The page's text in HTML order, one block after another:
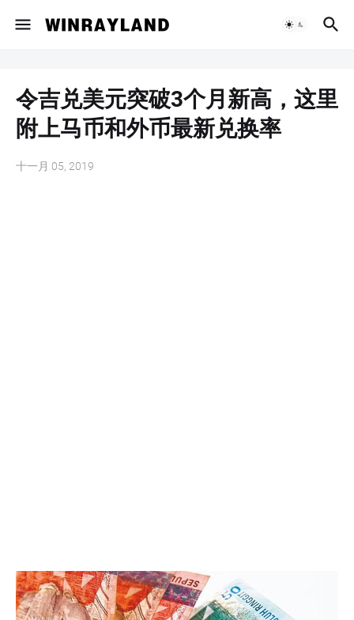
令吉兑美元突破3个月新高，这里
附上马币和外币最新兑换率
十一月 05, 2019